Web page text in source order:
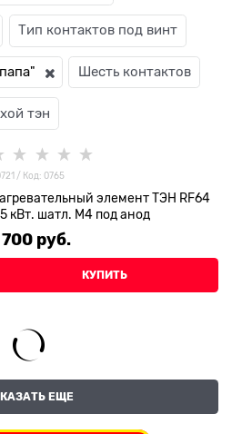
Тип контактов под винт
Шесть контактов
тэн
/ Код: 0765
элемент ТЭН RF64
кВт. шатл. М4 под анод
700 руб.
КУПИТЬ
ЕЩЕ